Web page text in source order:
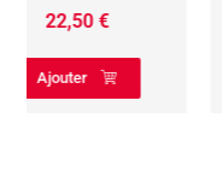
Ajouter